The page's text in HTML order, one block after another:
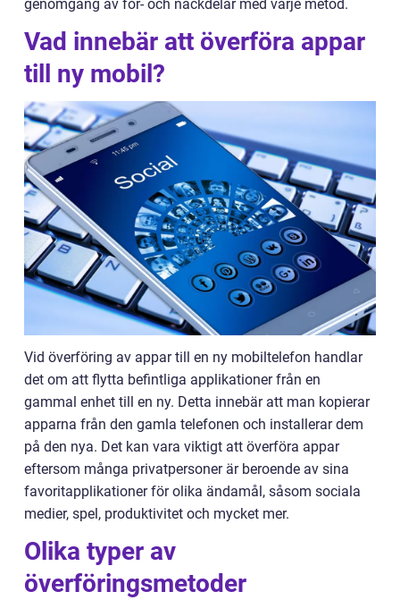
genomgång av för- och nackdelar med varje metod.
Vad innebär att överföra appar
till ny mobil?
Vid överföring av appar till en ny mobiltelefon handlar
det om att flytta befintliga applikationer från en
gammal enhet till en ny. Detta innebär att man kopierar
apparna från den gamla telefonen och installerar dem
på den nya. Det kan vara viktigt att överföra appar
eftersom många privatpersoner är beroende av sina
favoritapplikationer för olika ändamål, såsom sociala
medier, spel, produktivitet och mycket mer.
Olika typer av
överföringsmetoder